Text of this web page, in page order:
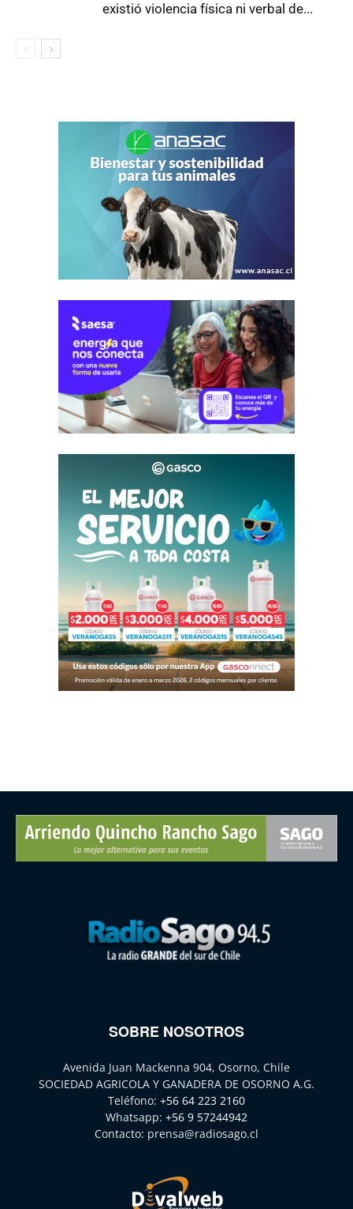
existió violencia física ni verbal de...
SOBRE NOSOTROS
Avenida Juan Mackenna 904, Osorno, Chile
SOCIEDAD AGRICOLA Y GANADERA DE OSORNO A.G.
Teléfono: +56 64 223 2160
Whatsapp: +56 9 57244942
Contacto: prensa@radiosago.cl